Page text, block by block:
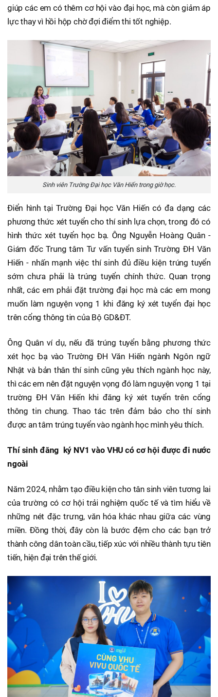
giúp các em có thêm cơ hội vào đại học, mà còn giảm áp
lực thay vì hồi hộp chờ đợi điểm thi tốt nghiệp.
Sinh viên Trường Đại học Văn Hiến trong giờ học.
Điển hình tại Trường Đại học Văn Hiến có đa dạng các
phương thức xét tuyển cho thí sinh lựa chọn, trong đó có
hình thức xét tuyển học bạ. Ông Nguyễn Hoàng Quân -
Giám đốc Trung tâm Tư vấn tuyển sinh Trường ĐH Văn
Hiến - nhấn mạnh việc thí sinh đủ điều kiện trúng tuyển
sớm chưa phải là trúng tuyển chính thức. Quan trọng
nhất, các em phải đặt trường đại học mà các em mong
muốn làm nguyện vọng 1 khi đăng ký xét tuyển đại học
trên cổng thông tin của Bộ GD&ĐT.
Ông Quân ví dụ, nếu đã trúng tuyển bằng phương thức
xét học bạ vào Trường ĐH Văn Hiến ngành Ngôn ngữ
Nhật và bản thân thí sinh cũng yêu thích ngành học này,
thì các em nên đặt nguyện vọng đó làm nguyện vọng 1 tại
trường ĐH Văn Hiến khi đăng ký xét tuyển trên cổng
thông tin chung. Thao tác trên đảm bảo cho thí sinh
được an tâm trúng tuyển vào ngành học mình yêu thích.
Thí sinh đăng ký NV1 vào VHU có cơ hội được đi nước
ngoài
Năm 2024, nhằm tạo điều kiện cho tân sinh viên tương lai
của trường có cơ hội trải nghiệm quốc tế và tìm hiểu về
những nét đặc trưng, văn hóa khác nhau giữa các vùng
miền. Đồng thời, đây còn là bước đệm cho các bạn trở
thành công dân toàn cầu, tiếp xúc với nhiều thành tựu tiên
tiến, hiện đại trên thế giới.